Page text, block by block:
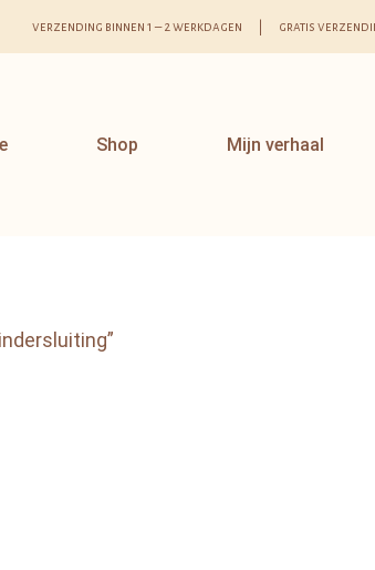
verzending binnen 1 – 2 werkdagen | gratis
Shop Mijn verhaal